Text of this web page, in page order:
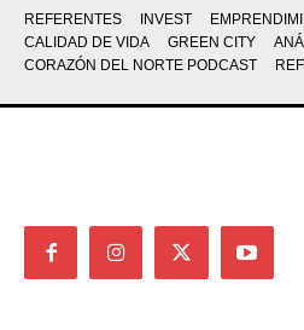
REFERENTES INVEST
CALIDAD DE VIDA
GREEN CITY
CORAZÓN DEL NORTE PODCAST